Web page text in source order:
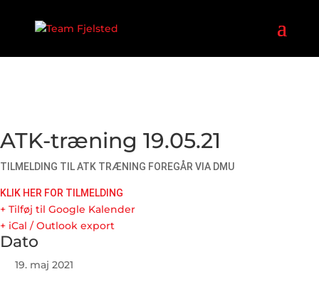
ATK-træning 19.05.21
TILMELDING TIL ATK TRÆNING FOREGÅR VIA DMU
KLIK HER FOR TILMELDING
+ Tilføj til Google Kalender
+ iCal / Outlook export
Dato
19. maj 2021